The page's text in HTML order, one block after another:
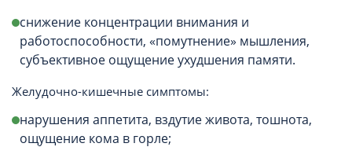
снижение концентрации внимания и
работоспособности, «помутнение» мышления,
субъективное ощущение ухудшения памяти.
Желудочно-кишечные симптомы:
нарушения аппетита, вздутие живота, тошнота,
ощущение кома в горле;